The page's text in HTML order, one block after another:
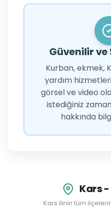
Güvenilir ve
Kurban, ekmek,
yardım
görsel ve video
istediğiniz
hakkında
Kars -
Kars ilinin tüm